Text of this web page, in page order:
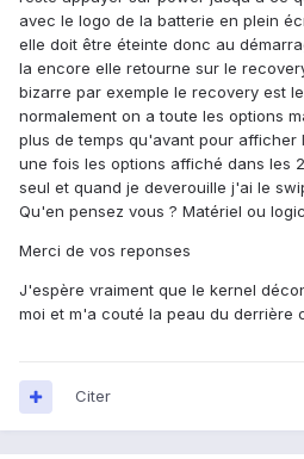
avec le logo de la batterie en plein
elle doit être éteinte donc au
la encore elle retourne sur le
bizarre par exemple le recovery est
normalement on a toute les options
plus de temps qu'avant pour afficher
une fois les options affiché dans les
seul et quand je deverouille j'ai le
Qu'en pensez vous ? Matériel ou
Merci de vos reponses
J'espère vraiment que le kernel
moi et m'a couté la peau du derrière
Citer